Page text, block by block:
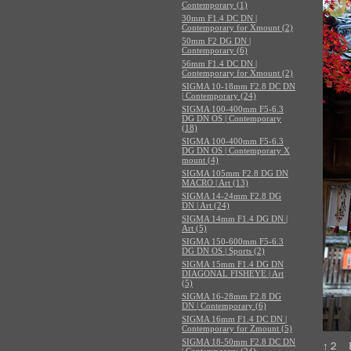
↑２
Contemporary (1)
30mm F1.4 DC DN |
Contemporary for Xmount (2)
50mm F2 DG DN |
Contemporary (6)
56mm F1.4 DC DN |
Contemporary for Xmount (2)
SIGMA 10-18mm F2.8 DC DN
| Contemporary (24)
SIGMA 100-400mm F5-6.3
DG DN OS | Contemporary
(18)
SIGMA 100-400mm F5-6.3
DG DN OS | Contemporary X
mount (4)
SIGMA 105mm F2.8 DG DN
MACRO | Art (13)
SIGMA 14-24mm F2.8 DG
DN | Art (24)
SIGMA 14mm F1.4 DG DN |
Art (5)
SIGMA 150-600mm F5-6.3
DG DN OS | Sports (2)
SIGMA 15mm F1.4 DG DN
DIAGONAL FISHEYE | Art
(5)
SIGMA 16-28mm F2.8 DG
DN | Contemporary (6)
SIGMA 16mm F1.4 DC DN |
Contemporary for Zmount (5)
SIGMA 18-50mm F2.8 DC DN